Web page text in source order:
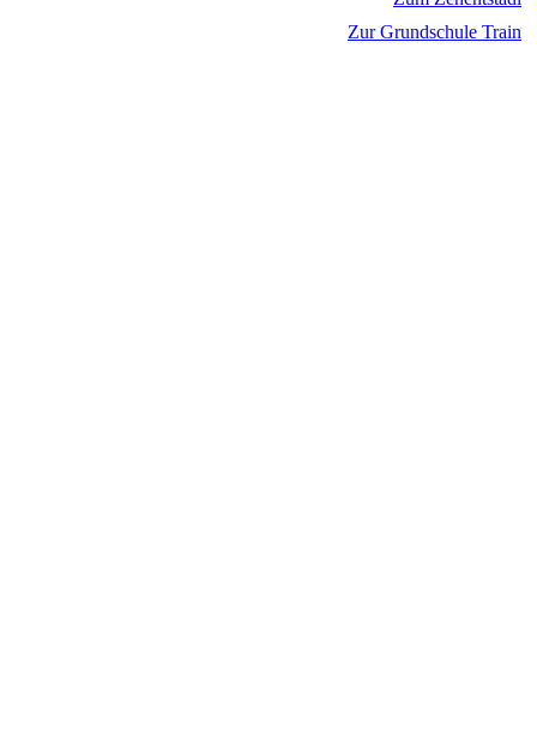
Zur Grundschule Train